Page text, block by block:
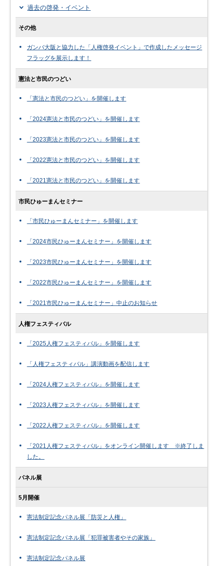
過去の啓発・イベント
その他
ガンバ大阪と協力した「人権啓発イベント」で作成したメッセージ
フラッグを展示します！
憲法と市民のつどい
「憲法と市民のつどい」を開催します
「2024憲法と市民のつどい」を開催します
「2023憲法と市民のつどい」を開催します
「2022憲法と市民のつどい」を開催します
「2021憲法と市民のつどい」を開催します
市民ひゅーまんセミナー
「市民ひゅーまんセミナー」を開催します
「2024市民ひゅーまんセミナー」を開催します
「2023市民ひゅーまんセミナー」を開催します
「2022市民ひゅーまんセミナー」を開催します
「2021市民ひゅーまんセミナー」中止のお知らせ
人権フェスティバル
「2025人権フェスティバル」を開催します
「人権フェスティバル」講演動画を配信します
「2024人権フェスティバル」を開催します
「2023人権フェスティバル」を開催します
「2022人権フェスティバル」を開催します
「2021人権フェスティバル」をオンライン開催します ※終了しま
した。
パネル展
5月開催
憲法制定記念パネル展「防災と人権」
憲法制定記念パネル展「犯罪被害者やその家族」
憲法制定記念パネル展